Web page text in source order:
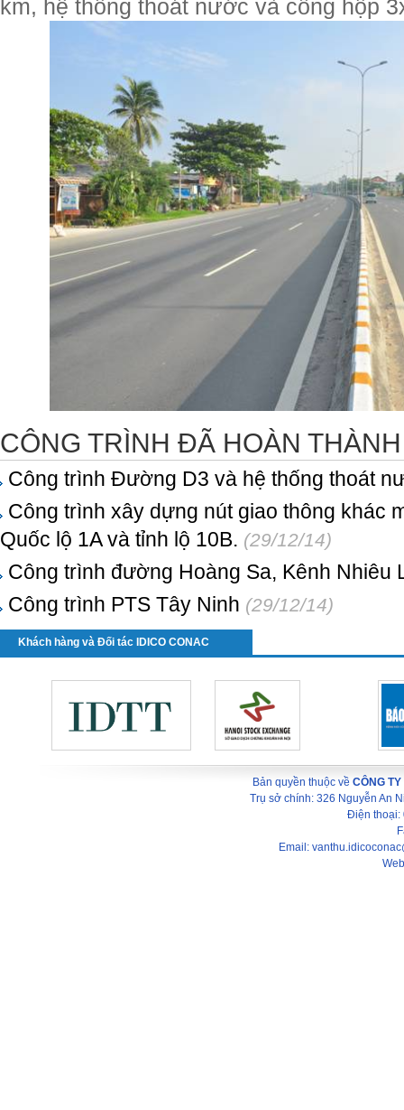
km, hệ thống thoát nước và cống hộp
CÔNG TRÌNH ĐÃ HOÀN THÀNH
Công trình Đường D3 và hệ thống thoát
Công trình xây dựng nút giao thông khác
Quốc lộ 1A và tỉnh lộ 10B. (29/12/14)
Công trình đường Hoàng Sa, Kênh Nhiêu
Công trình PTS Tây Ninh (29/12/14)
Khách hàng và Đối tác IDICO CONAC
Bản quyền thuộc về CÔNG
Trụ sở chính: 326 Nguyễn An
Điện thoại:
Email: